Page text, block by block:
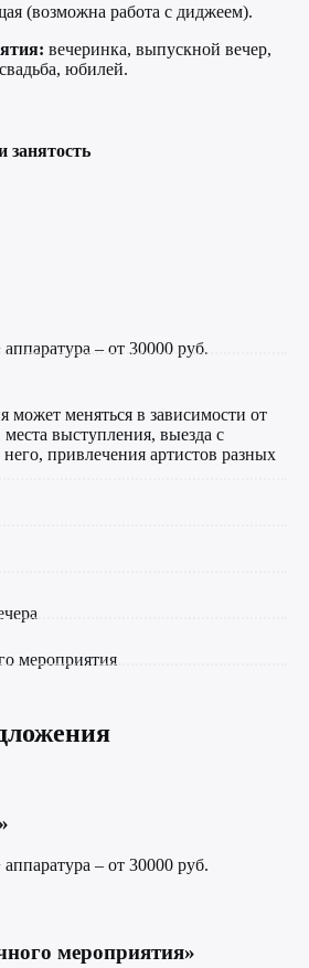
(возможна работа с диджеем).
вечеринка, выпускной вечер,
юбилей.
занятость
– от 30000 руб.
может меняться в зависимости от
места выступления, выезда с
привлечения артистов разных
мероприятия
– от 30000 руб.
мероприятия»